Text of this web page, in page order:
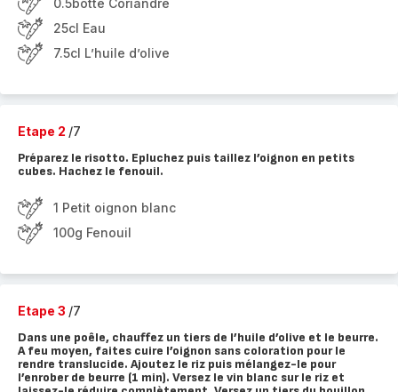
0.5botte Coriandre
25cl Eau
7.5cl L’huile d’olive
Etape 2 /7
Préparez le risotto. Epluchez puis taillez l’oignon en petits
cubes. Hachez le fenouil.
1 Petit oignon blanc
100g Fenouil
Etape 3 /7
Dans une poêle, chauffez un tiers de l’huile d’olive et le beurre.
A feu moyen, faites cuire l’oignon sans coloration pour le
rendre translucide. Ajoutez le riz puis mélangez-le pour
l’enrober de beurre (1 min). Versez le vin blanc sur le riz et